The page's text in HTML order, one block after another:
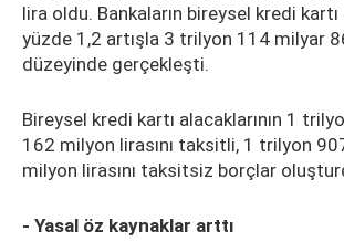
lira oldu. Bankaların bireysel kredi kartı
yüzde 1,2 artışla 3 trilyon 114 milyar
düzeyinde gerçekleşti.
Bireysel kredi kartı alacaklarının 1
162 milyon lirasını taksitli, 1 trilyon
milyon lirasını taksitsiz borçlar
- Yasal öz kaynaklar arttı